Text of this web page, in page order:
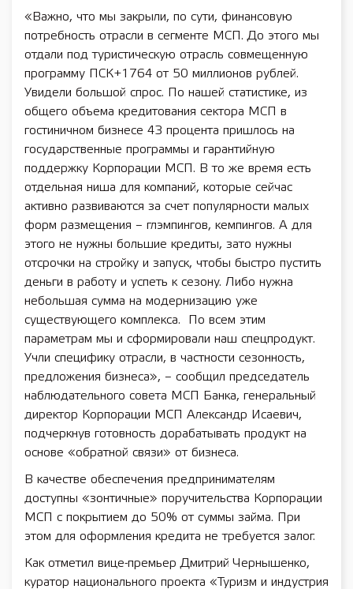
«Важно, что мы закрыли, по сути, финансовую
потребность отрасли в сегменте МСП. До этого мы
отдали под туристическую отрасль совмещенную
программу ПСК+1764 от 50 миллионов рублей.
Увидели большой спрос. По нашей статистике, из
общего объема кредитования сектора МСП в
гостиничном бизнесе 43 процента пришлось на
государственные программы и гарантийную
поддержку Корпорации МСП. В то же время есть
отдельная ниша для компаний, которые сейчас
активно развиваются за счет популярности малых
форм размещения – глэмпингов, кемпингов. А для
этого не нужны большие кредиты, зато нужны
отсрочки на стройку и запуск, чтобы быстро пустить
деньги в работу и успеть к сезону. Либо нужна
небольшая сумма на модернизацию уже
существующего комплекса. По всем этим
параметрам мы и сформировали наш спецпродукт.
Учли специфику отрасли, в частности сезонность,
предложения бизнеса», – сообщил председатель
наблюдательного совета МСП Банка, генеральный
директор Корпорации МСП Александр Исаевич,
подчеркнув готовность дорабатывать продукт на
основе «обратной связи» от бизнеса.
В качестве обеспечения предпринимателям
доступны «зонтичные» поручительства Корпорации
МСП с покрытием до 50% от суммы займа. При
этом для оформления кредита не требуется залог.
Как отметил вице-премьер Дмитрий Чернышенко,
куратор национального проекта «Туризм и индустрия